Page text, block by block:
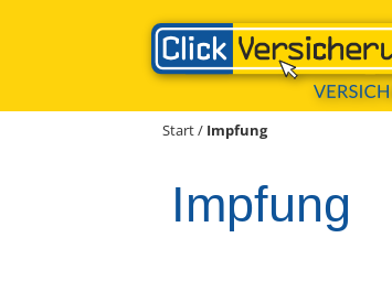
Start/ Impfung
Impfung